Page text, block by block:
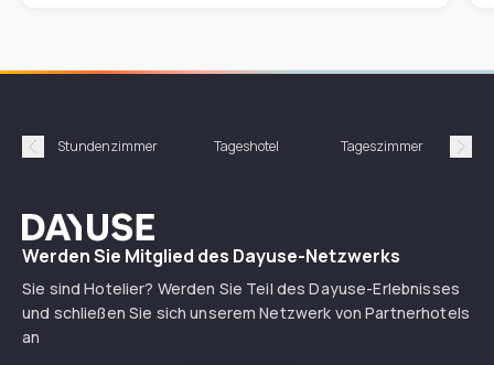
Précédent
Stundenzimmer Tageshotel Tageszimmer
Dayuse
Werden Sie Mitglied des Dayuse-Netzwerks
Sie sind Hotelier? Werden Sie Teil des Dayuse-Erlebnisses
und schließen Sie sich unserem Netzwerk von Partnerhotels
an